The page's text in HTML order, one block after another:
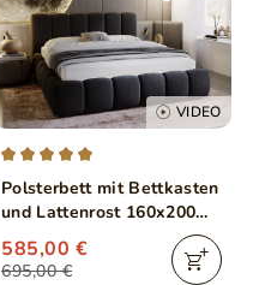
VIDEO
Polsterbett mit Bettkasten
und Lattenrost 160x200
Cloud Anthrazit
695,00 €
585,00 €